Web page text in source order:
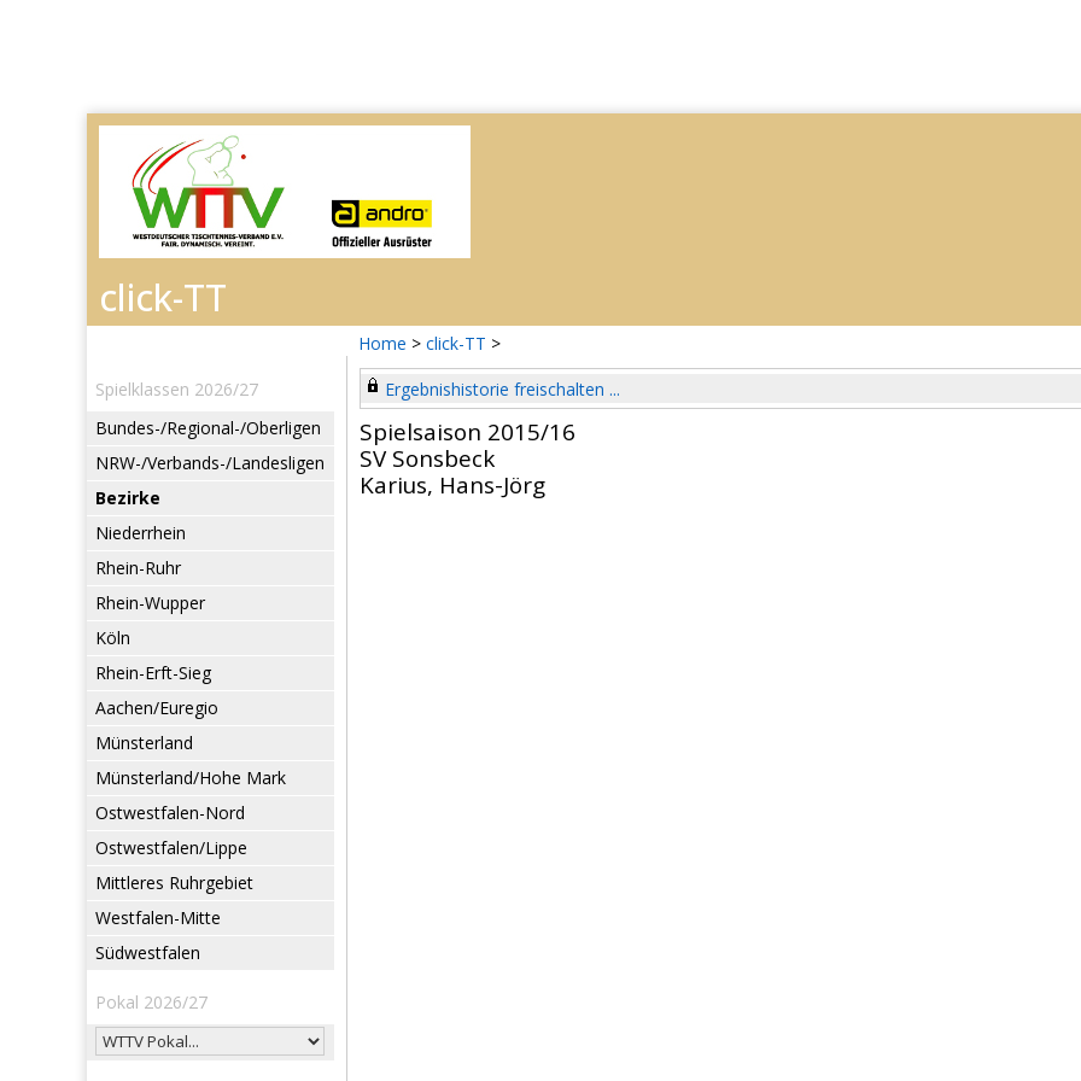
Home > click-TT >
Spielklassen 2026/27
Bundes-/Regional-/Oberligen
NRW-/Verbands-/Landesligen
Bezirke
Niederrhein
Rhein-Ruhr
Rhein-Wupper
Köln
Rhein-Erft-Sieg
Aachen/Euregio
Münsterland
Münsterland/Hohe Mark
Ostwestfalen-Nord
Ostwestfalen/Lippe
Mittleres Ruhrgebiet
Westfalen-Mitte
Südwestfalen
Pokal 2026/27
Ergebnishistorie freischalten ...
Spielsaison 2015/16
SV Sonsbeck
Karius, Hans-Jörg